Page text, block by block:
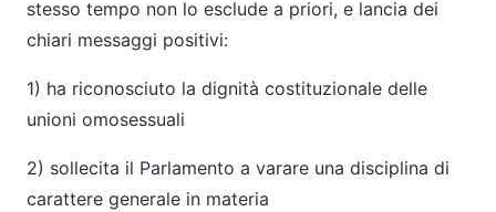
stesso tempo non lo esclude a priori, e lancia dei
chiari messaggi positivi:
1) ha riconosciuto la dignità costituzionale delle
unioni omosessuali
2) sollecita il Parlamento a varare una disciplina di
carattere generale in materia